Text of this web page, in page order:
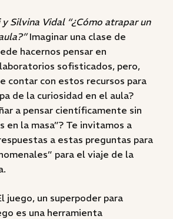
y Silvina Vidal “¿Cómo atrapar un
Imaginar una clase de
hacernos pensar en
sofisticados, pero,
contar con estos recursos para
de la curiosidad en el aula?
a pensar científicamente sin
en la masa”? Te invitamos a
a estas preguntas para
para el viaje de la
juego, un superpoder para
es una herramienta